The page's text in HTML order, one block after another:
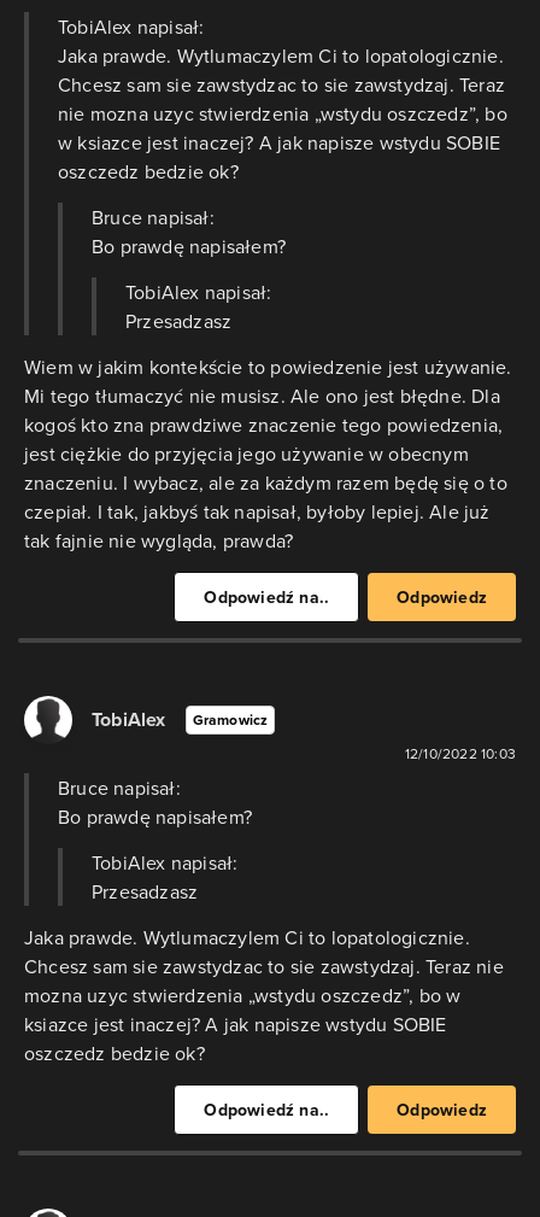
TobiAlex napisał:
Jaka prawde. Wytlumaczylem Ci to lopatologicznie.
Chcesz sam sie zawstydzac to sie zawstydzaj. Teraz
nie mozna uzyc stwierdzenia „wstydu oszczedz”, bo
w ksiazce jest inaczej? A jak napisze wstydu SOBIE
oszczedz bedzie ok?
Bruce napisał:
Bo prawdę napisałem?
TobiAlex napisał:
Przesadzasz
Wiem w jakim kontekście to powiedzenie jest używanie.
Mi tego tłumaczyć nie musisz. Ale ono jest błędne. Dla
kogoś kto zna prawdziwe znaczenie tego powiedzenia,
jest ciężkie do przyjęcia jego używanie w obecnym
znaczeniu. I wybacz, ale za każdym razem będę się o to
czepiał. I tak, jakbyś tak napisał, byłoby lepiej. Ale już
tak fajnie nie wygląda, prawda?
Odpowiedź na.. Odpowiedz
TobiAlex
Gramowicz
12/10/2022 10:03
Bruce napisał:
Bo prawdę napisałem?
TobiAlex napisał:
Przesadzasz
Jaka prawde. Wytlumaczylem Ci to lopatologicznie.
Chcesz sam sie zawstydzac to sie zawstydzaj. Teraz nie
mozna uzyc stwierdzenia „wstydu oszczedz”, bo w
ksiazce jest inaczej? A jak napisze wstydu SOBIE
oszczedz bedzie ok?
Odpowiedź na.. Odpowiedz